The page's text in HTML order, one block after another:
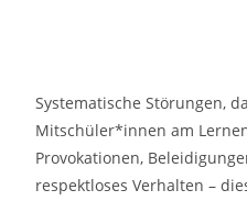
Systematische Störungen,
Mitschüler*innen am
Provokationen,
respektloses Verhalten –